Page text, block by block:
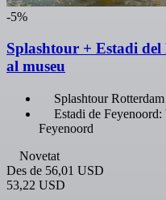
-5%
Splashtour + Estadi
al museu
Splashtour Rotterdam
Estadi de
Feyenoord
Novetat
Des de 56,01 USD
53,22 USD